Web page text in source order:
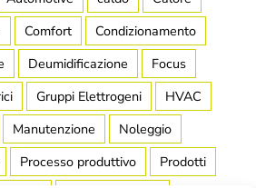
Comfort
Condizionamento
Deumidificazione
Focus
Gruppi Elettrogeni
HVAC
Manutenzione
Noleggio
Processo produttivo
Prodotti